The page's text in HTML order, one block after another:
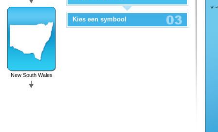
New South Wales
Kies een symbool